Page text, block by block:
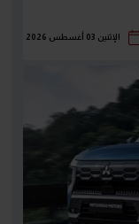
الإثنين 03 أغسطس 2026